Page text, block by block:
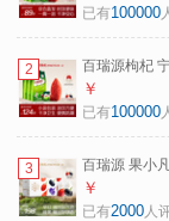
宁红枸杞干
绝口】
共72小包
已有100000
2
百瑞源枸杞
杞 特级优枸杞
宁红枸杞干
囤货】
共108小包
￥
已有100000
3
百瑞源 果小
晚黑枸杞原浆
宁夏红黑鲜杞
￥
已有2000人